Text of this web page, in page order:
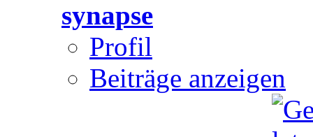
synapse
Profil
Beiträge anzeigen